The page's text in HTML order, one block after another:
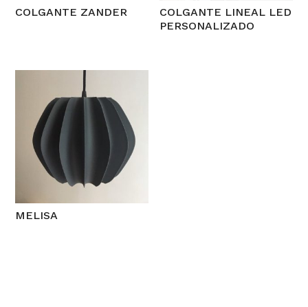
COLGANTE ZANDER
COLGANTE LINEAL LED
PERSONALIZADO
MELISA